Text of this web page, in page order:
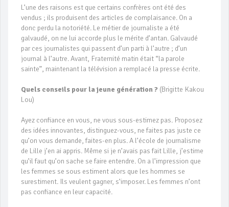
L’une des raisons est que certains confrères ont été des
vendus ; ils produisent des articles de complaisance. On a
donc perdu la notoriété. Le métier de journaliste a été
galvaudé, on ne lui accorde plus le mérite d’antan. Galvaudé
par ces journalistes qui passent d’un parti à l’autre ; d’un
journal à l’autre. Avant, Fraternité matin était “la parole
sainte”, maintenant la télévision a remplacé la presse écrite.
Quels conseils pour la jeune génération ? (Brigitte Kakou
Lou)
Ayez confiance en vous, ne vous sous-estimez pas. Proposez
des idées innovantes, distinguez-vous, ne faites pas juste ce
qu’on vous demande, faites-en plus. A l’école de journalisme
de Lille j’en ai appris. Même si je n’avais pas fait Lille, j’estime
qu’il faut qu’on sache se faire entendre. On a l’impression que
les femmes se sous estiment alors que les hommes se
surestiment. Ils veulent gagner, s’imposer. Les femmes n’ont
pas confiance en leur capacité.